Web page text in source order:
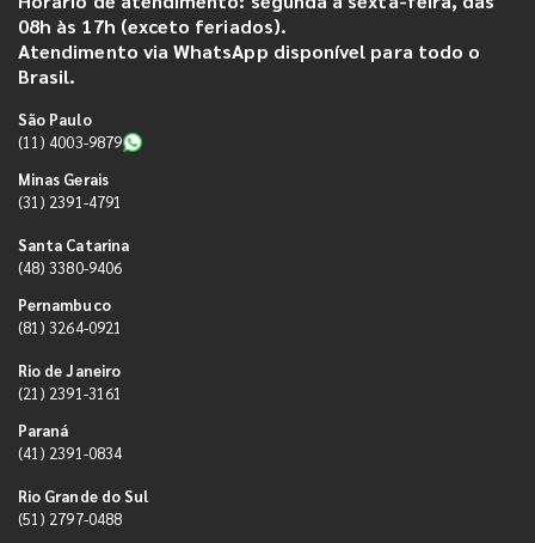
08h às 17h (exceto feriados).
Atendimento via WhatsApp disponível para todo o
Brasil.
São Paulo
(11) 4003-9879
Minas Gerais
(31) 2391-4791
Santa Catarina
(48) 3380-9406
Pernambuco
(81) 3264-0921
Rio de Janeiro
(21) 2391-3161
Paraná
(41) 2391-0834
Rio Grande do Sul
(51) 2797-0488